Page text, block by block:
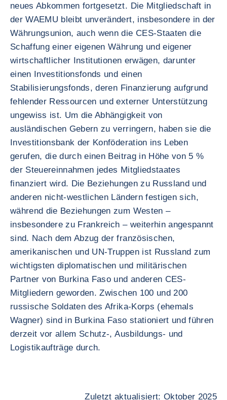
neues Abkommen fortgesetzt. Die Mitgliedschaft in
der WAEMU bleibt unverändert, insbesondere in der
Währungsunion, auch wenn die CES-Staaten die
Schaffung einer eigenen Währung und eigener
wirtschaftlicher Institutionen erwägen, darunter
einen Investitionsfonds und einen
Stabilisierungsfonds, deren Finanzierung aufgrund
fehlender Ressourcen und externer Unterstützung
ungewiss ist. Um die Abhängigkeit von
ausländischen Gebern zu verringern, haben sie die
Investitionsbank der Konföderation ins Leben
gerufen, die durch einen Beitrag in Höhe von 5 %
der Steuereinnahmen jedes Mitgliedstaates
finanziert wird. Die Beziehungen zu Russland und
anderen nicht-westlichen Ländern festigen sich,
während die Beziehungen zum Westen –
insbesondere zu Frankreich – weiterhin angespannt
sind. Nach dem Abzug der französischen,
amerikanischen und UN-Truppen ist Russland zum
wichtigsten diplomatischen und militärischen
Partner von Burkina Faso und anderen CES-
Mitgliedern geworden. Zwischen 100 und 200
russische Soldaten des Afrika-Korps (ehemals
Wagner) sind in Burkina Faso stationiert und führen
derzeit vor allem Schutz-, Ausbildungs- und
Logistikaufträge durch.
Zuletzt aktualisiert: Oktober 2025